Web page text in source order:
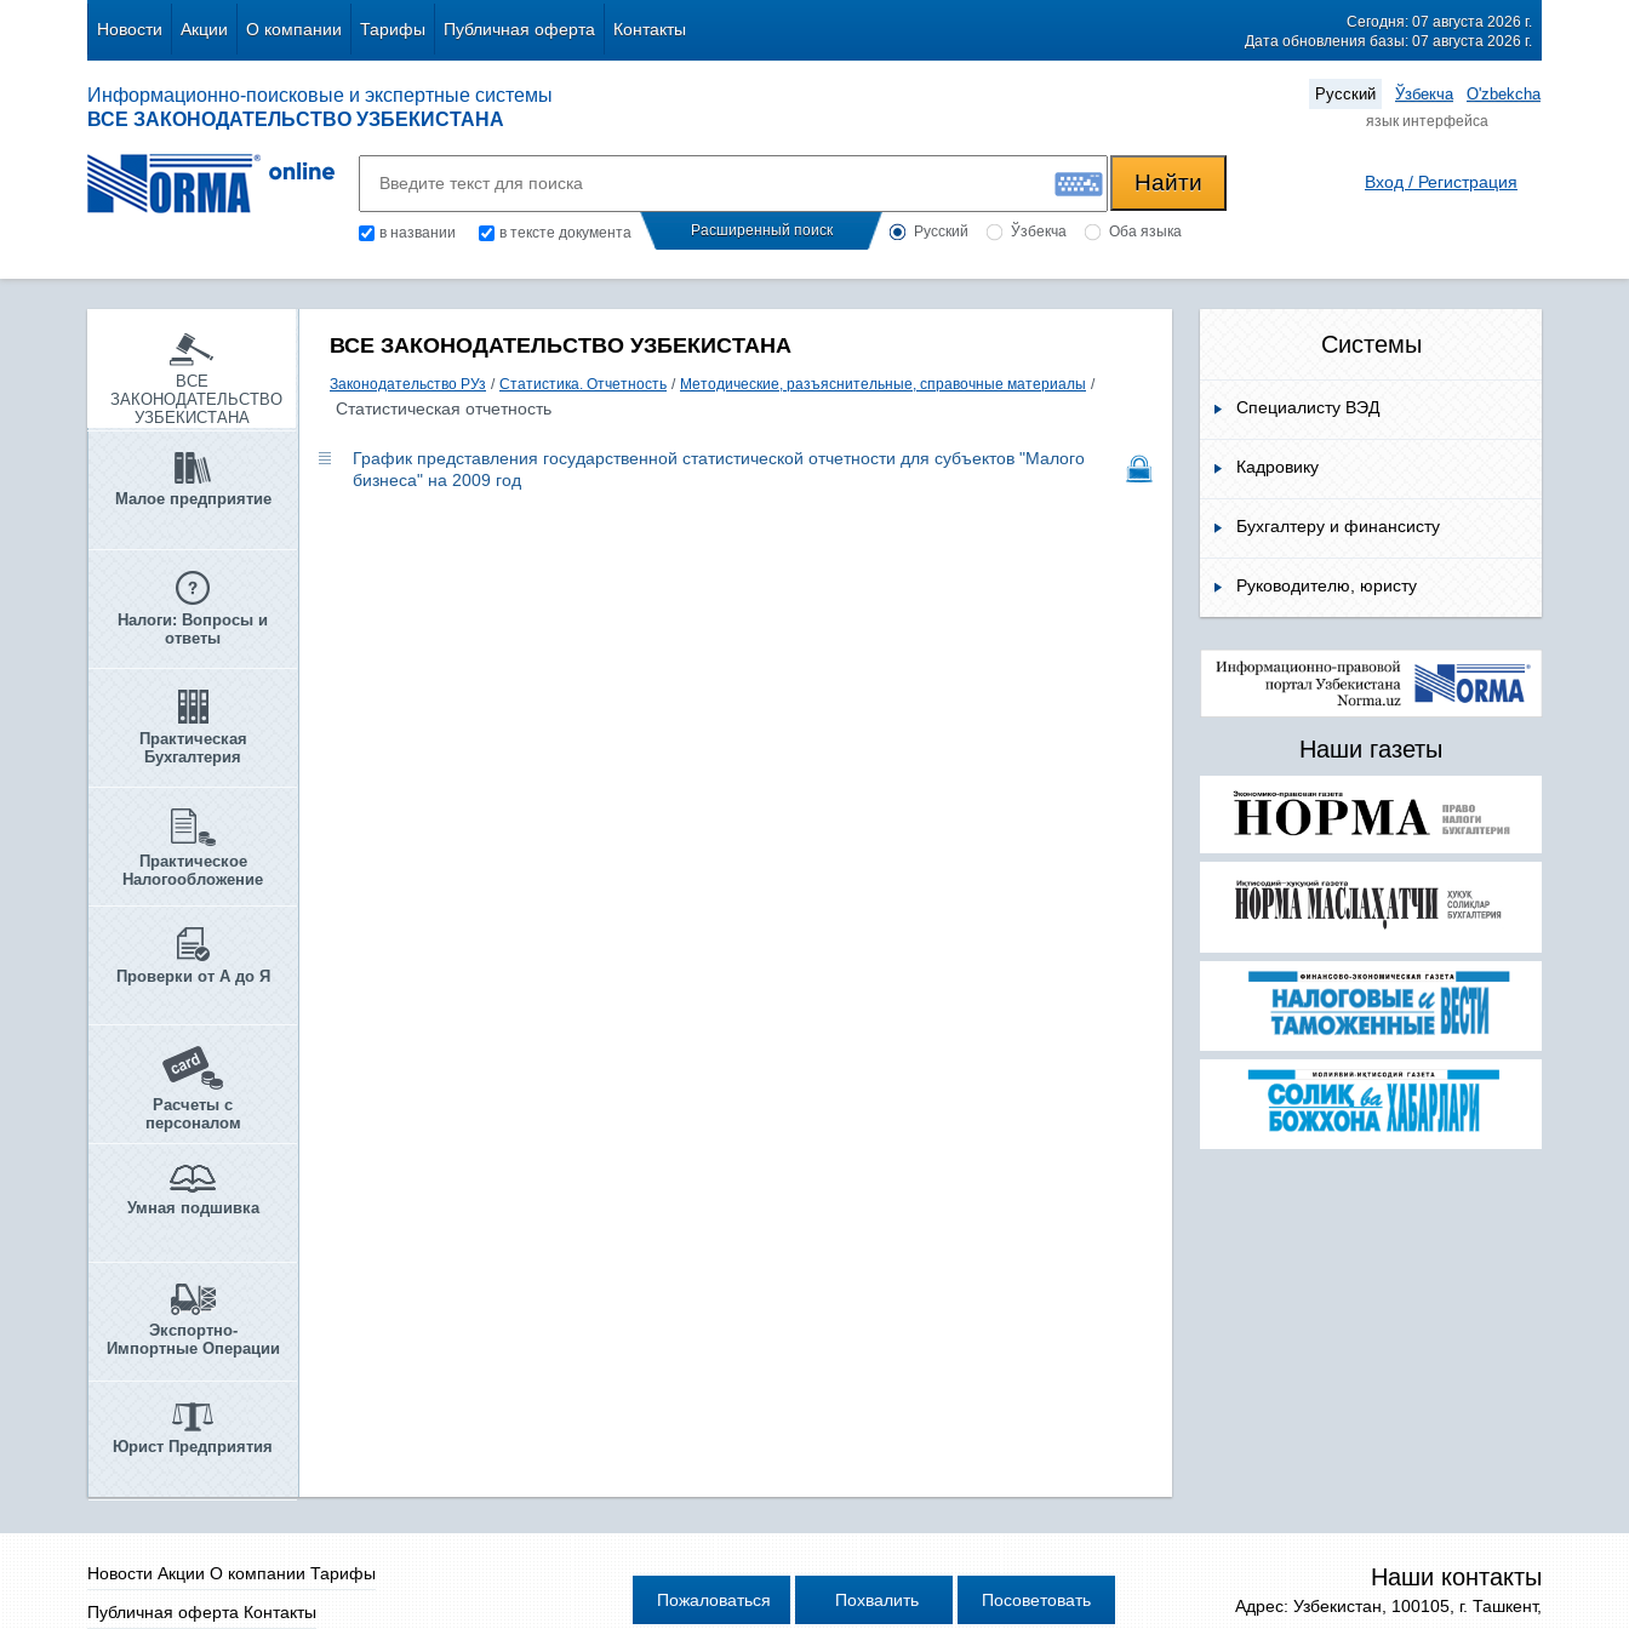
Новости Акции О компании Тарифы Публичная оферта Контакты
Сегодня: 07 августа 2026 г.
Дата обновления базы: 07 августа 2026 г.
Информационно-поисковые и экспертные системы
ВСЕ ЗАКОНОДАТЕЛЬСТВО УЗБЕКИСТАНА
Русский Ўзбекча O'zbekcha
язык интерфейса
в названии в тексте документа Расширенный поиск Русский Ўзбекча Оба языка
Вход / Регистрация
ВСЕ
ЗАКОНОДАТЕЛЬСТВО
УЗБЕКИСТАНА
Малое предприятие
Налоги: Вопросы и
ответы
Практическая
Бухгалтерия
Практическое
Налогообложение
Проверки от А до Я
Расчеты с
персоналом
Умная подшивка
Экспортно-
Импортные Операции
Юрист Предприятия
ВСЕ ЗАКОНОДАТЕЛЬСТВО УЗБЕКИСТАНА
Законодательство РУз / Статистика. Отчетность / Методические, разъяснительные, справочные материалы /
Статистическая отчетность
График представления государственной статистической отчетности для субъектов "Малого
бизнеса" на 2009 год
Системы
Специалисту ВЭД
Кадровику
Бухгалтеру и финансисту
Руководителю, юристу
Наши газеты
Новости Акции О компании Тарифы
Публичная оферта Контакты
Наши контакты
Адрес: Узбекистан, 100105, г. Ташкент,